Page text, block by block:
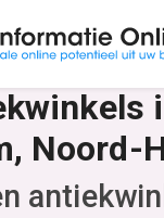
Noord-